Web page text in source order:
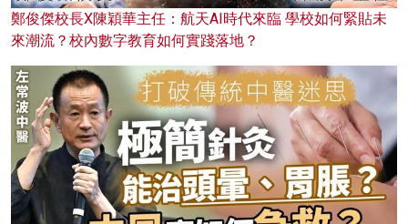
鄭俊傑校長X陳穎華主任：航天AI時代來臨 學校如何緊貼未
來潮流？校內數字教育如何實踐落地？